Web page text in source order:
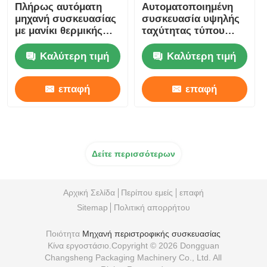
Άλλο μηχάνημα
Υπηρεσίες μεταποίησης συσκευασιών
Υλικό συσκευασίας
Πλήρως αυτόματη
μηχανή συσκευασίας
με μανίκι θερμικής
συρρίκνωσης 220V
380V Καλύτερη τιμή
επαφή
Αυτοματοποιημένη
συσκευασία υψηλής
ταχύτητας τύπου
μαξιλάρις θερμότητα
συρρικνώσιμη
συσκευασία
τροφίμων και ποτών
Καλύτερη τιμή
επαφή
Δείτε περισσότερων
Αρχική Σελίδα Περίπου εμείς
επαφή
Sitemap
Πολιτική απορρήτου
Ποιότητα Μηχανή περιστροφικής συσκευασίας
Κίνα εργοστάσιο.Copyright © 2026 Dongguan
Changsheng Packaging Machinery Co., Ltd. All